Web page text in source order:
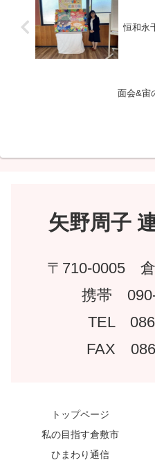
恒和永
面会&宙
矢野周子
〒710-0005
携帯
TEL
FAX
トップページ
私の目指す倉敷市
ひまわり通信